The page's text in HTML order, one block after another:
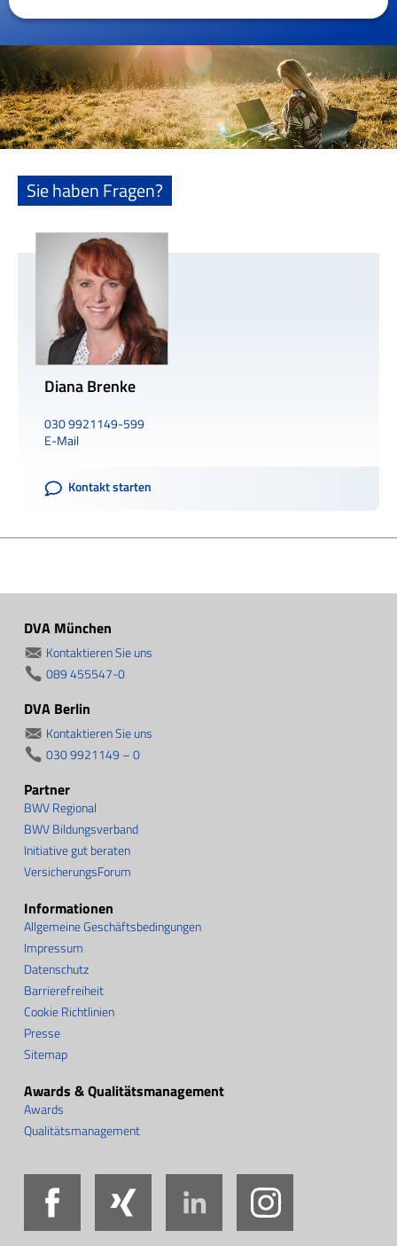
Sie haben Fragen?
Diana Brenke
030 9921149-599
E-Mail
Kontakt starten
DVA München
Kontaktieren Sie uns
089 455547-0
DVA Berlin
Kontaktieren Sie uns
030 9921149 – 0
Informationen
Allgemeine Geschäftsbedingungen
Impressum
Datenschutz
Barrierefreiheit
Cookie Richtlinien
Presse
Sitemap
Partner
BWV Regional
BWV Bildungsverband
Initiative gut beraten
VersicherungsForum
Awards & Qualitätsmanagement
Awards
Qualitätsmanagement
Facebook
Xing LinkedIn